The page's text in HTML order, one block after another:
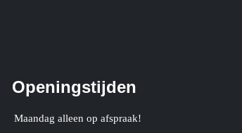
Openingstijden
Maandag alleen op afspraak!